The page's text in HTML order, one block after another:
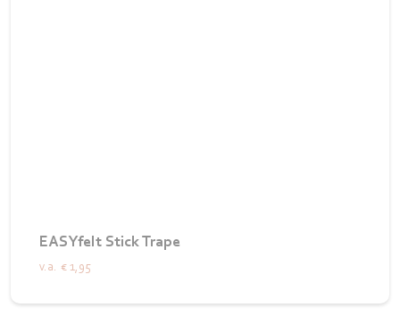
EASYfelt Stick Trape
v.a. € 1,95